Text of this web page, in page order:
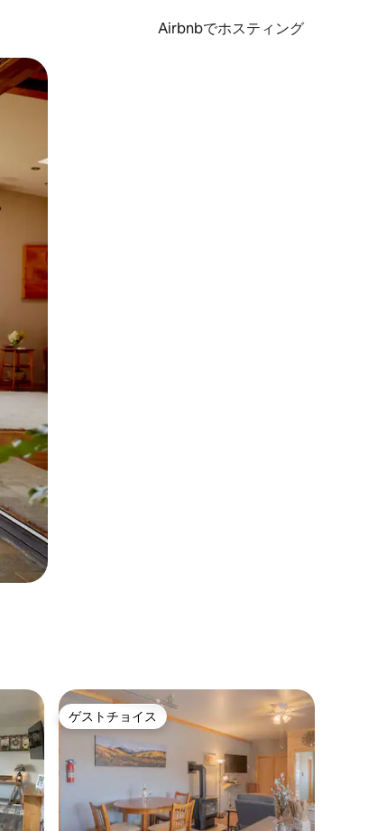
Airbnbでホスティング
ます。
ゲストチョイス
ゲストチョイス